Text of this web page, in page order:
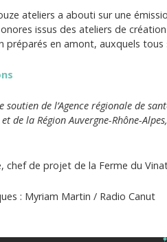
ateliers a abouti sur une
issus des ateliers de
préparés en amont, auxquels tous
soutien de l’Agence régionale de
et de la Région Auvergne-Rhône-
chef de projet de la Ferme du
: Myriam Martin / Radio Canut